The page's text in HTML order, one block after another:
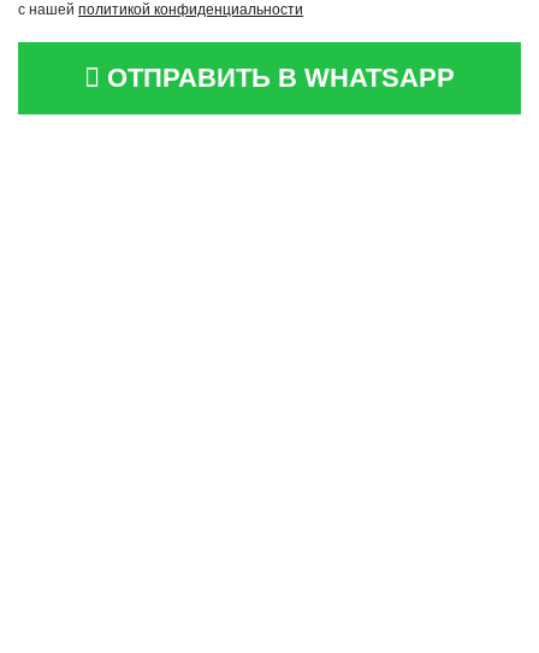
с нашей политикой конфиденциальности
ОТПРАВИТЬ В WHATSAPP